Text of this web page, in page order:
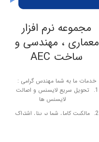
مجموعه نرم افزار
معماری ، مهندسی و
ساخت AEC
خدمات ما به شما مهندس گرامی :
تحویل سریع لایسنس و اصالت
لایسنس ها
مالکیت کامل شما بر پنل اشتراک